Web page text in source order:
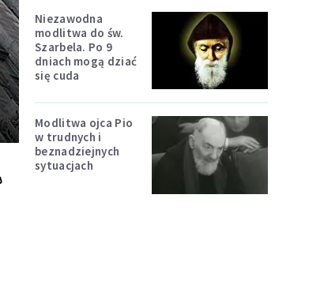
Niezawodna
modlitwa do św.
Szarbela. Po 9
dniach mogą dziać
się cuda
Modlitwa ojca Pio
w trudnych i
beznadziejnych
sytuacjach